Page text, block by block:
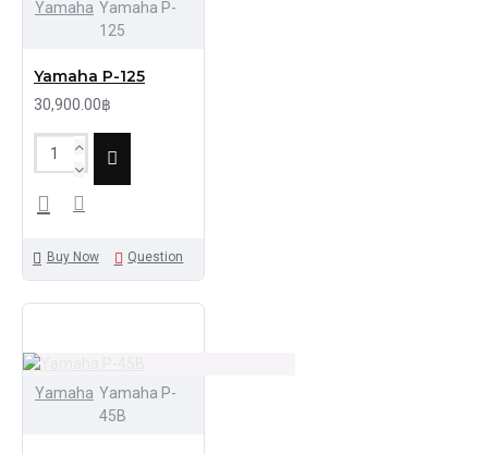
Yamaha Yamaha P-
125
Yamaha P-125
30,900.00฿
Buy Now Question
Yamaha Yamaha P-
45B